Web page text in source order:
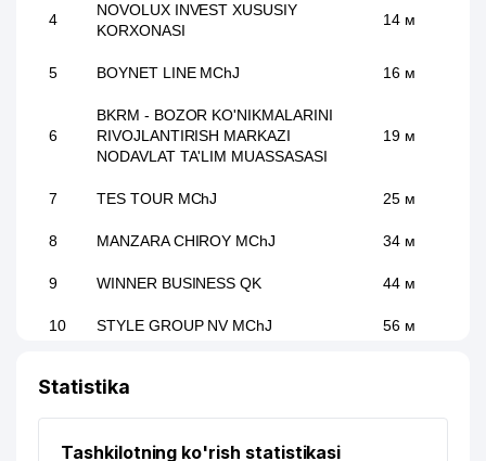
4
NOVOLUX INVEST XUSUSIY
KORXONASI
14 м
5 BOYNET LINE MChJ 16 м
6
BKRM - BOZOR KO'NIKMALARINI
RIVOJLANTIRISH MARKAZI
NODAVLAT TA'LIM MUASSASASI
19 м
7 TES TOUR MChJ 25 м
8 MANZARA CHIROY MChJ 34 м
9 WINNER BUSINESS QK 44 м
10 STYLE GROUP NV MChJ 56 м
12 66 м
Statistika
Tashkilotning ko'rish statistikasi